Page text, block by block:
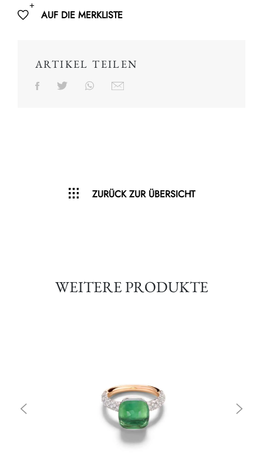
AUF DIE MERKLISTE
ARTIKEL TEILEN
ZURÜCK ZUR ÜBERSICHT
WEITERE PRODUKTE